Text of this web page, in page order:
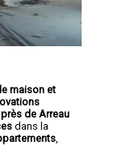
maison et
de Arreau
dans la